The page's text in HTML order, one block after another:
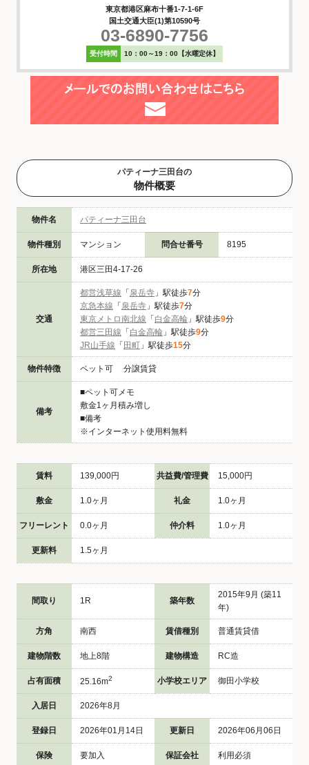
東京都港区麻布十番1-7-1-6F
国土交通大臣(1)第10590号
03-6890-7756
受付時間 10：00～19：00【水曜定休】
パティーナ三田台の
物件概要
物件名 パティーナ三田台
物件種別 マンション 問合せ番号 8195
所在地 港区三田4-17-26
交通
都営浅草線 「 泉岳寺 」駅徒歩7分
京急本線 「 泉岳寺 」駅徒歩7分
東京メトロ南北線 「 白金高輪 」駅徒歩9分
都営三田線 「 白金高輪 」駅徒歩9分
JR山手線 「 田町 」駅徒歩15分
物件特徴 ペット可 分譲賃貸
備考
■ペット可メモ
敷金1ヶ月積み増し
■備考
※インターネット使用料無料
賃料 139,000円 共益費/管理費 15,000円
敷金 1.0ヶ月 礼金 1.0ヶ月
フリーレント 0.0ヶ月 仲介料 1.0ヶ月
更新料 1.5ヶ月
間取り 1R 築年数
2015年9月 (築11
年)
方角 南西 賃借種別 普通賃貸借
建物階数 地上8階 建物構造 RC造
占有面積 25.16m2 小学校エリア 御田小学校
入居日 2026年8月
登録日 2026年01月14日 更新日 2026年06月06日
保険 要加入 保証会社 利用必須